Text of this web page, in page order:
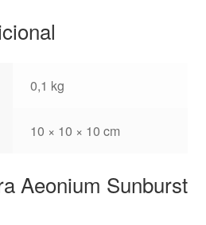
0,1 kg
10 × 10 × 10 cm
Aeonium Sunburst